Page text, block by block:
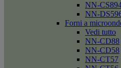
NN-
NN-
Forni a
Vedi tutto
NN-CD88
NN-CD58
NN-CT57